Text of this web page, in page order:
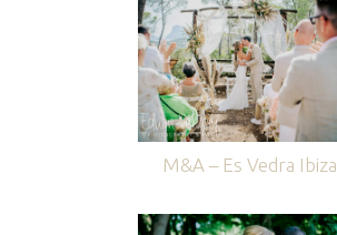
M&A – Es Vedra Ibiza